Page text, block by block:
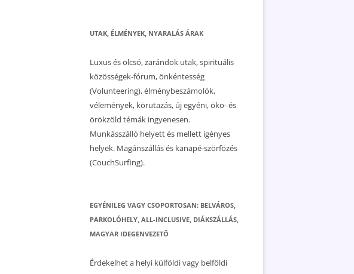
UTAK, ÉLMÉNYEK, NYARALÁS ÁRAK
Luxus és olcsó, zarándok utak, spirituális
közösségek-fórum, önkéntesség
(Volunteering), élménybeszámolók,
vélemények, körutazás, új egyéni, öko- és
örökzöld témák ingyenesen.
Munkásszálló helyett és mellett igényes
helyek. Magánszállás és kanapé-szörfözés
(CouchSurfing).
EGYÉNILEG VAGY CSOPORTOSAN: BELVÁROS,
PARKOLÓHELY, ALL-INCLUSIVE, DIÁKSZÁLLÁS,
MAGYAR IDEGENVEZETŐ
Érdekelhet a helyi külföldi vagy belföldi